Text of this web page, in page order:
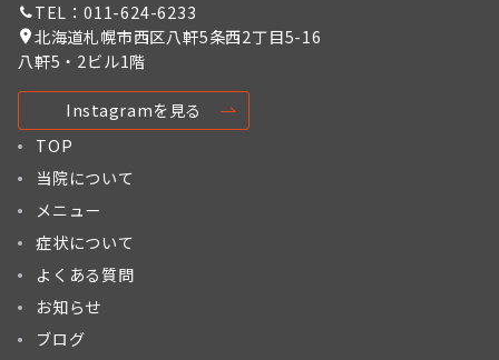
TEL：011-624-6233
北海道札幌市西区八軒5条西2丁目5-16
八軒5・2ビル1階
Instagramを見る
TOP
当院について
メニュー
症状について
よくある質問
お知らせ
ブログ